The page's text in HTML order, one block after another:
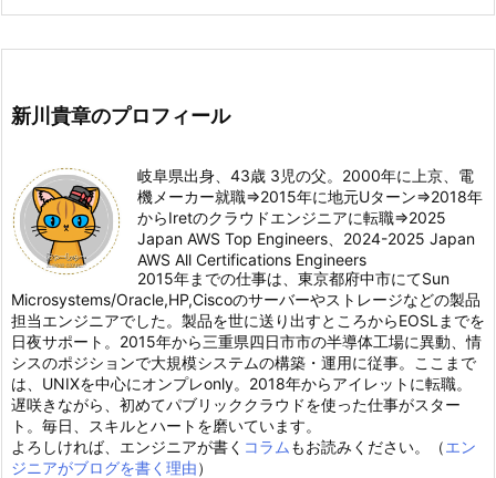
新川貴章のプロフィール
岐阜県出身、43歳 3児の父。2000年に上京、電
機メーカー就職⇒2015年に地元Uターン⇒2018年
からIretのクラウドエンジニアに転職⇒2025
Japan AWS Top Engineers、2024-2025 Japan
AWS All Certifications Engineers
2015年までの仕事は、東京都府中市にてSun
Microsystems/Oracle,HP,Ciscoのサーバーやストレージなどの製品
担当エンジニアでした。製品を世に送り出すところからEOSLまでを
日夜サポート。2015年から三重県四日市市の半導体工場に異動、情
シスのポジションで大規模システムの構築・運用に従事。ここまで
は、UNIXを中心にオンプレonly。2018年からアイレットに転職。
遅咲きながら、初めてパブリッククラウドを使った仕事がスター
ト。毎日、スキルとハートを磨いています。
よろしければ、エンジニアが書く コラム もお読みください。（エン
ジニアがブログを書く理由）